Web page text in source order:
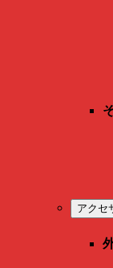
アクセ